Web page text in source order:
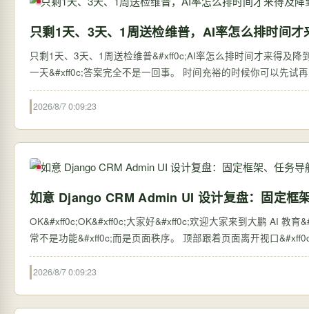
只剩1天、3天、1周送检维普，AI率怎么排时间
只剩1天、3天、1周送检维普&#xff0c;AI率怎么排时间才来得及
一天&#xff0c;答案完全不是一回事。 时间充裕的时候你可以先试
2026/8/7 0:09:23
如意 Django CRM Admin UI 设计复盘：固定框
OK&#xff0c;OK&#xff0c;大家好&#xff0c;欢迎大家来到大鹏 AI 教育&#xff0c;我是张大鹏。 一个模型越来越多的
常不是功能&#xff0c;而是页面秩序。 顶部跟
2026/8/7 0:09:23